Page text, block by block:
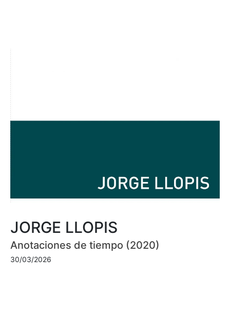
JORGE LLOPIS
Anotaciones de tiempo (2020)
30/03/2026